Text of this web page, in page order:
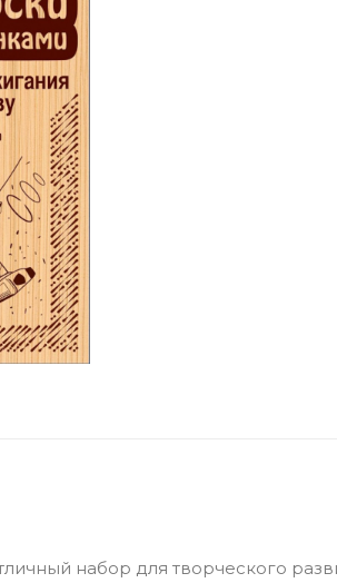
набор для творческого